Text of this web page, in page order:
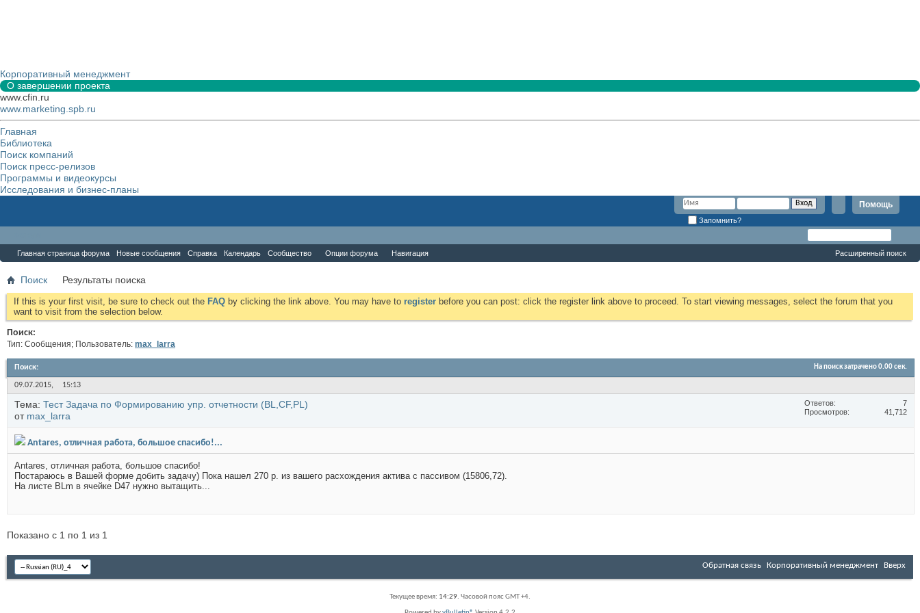
Корпоративный менеджмент
О завершении проекта
www.cfin.ru
www.marketing.spb.ru
Главная
Библиотека
Поиск компаний
Поиск пресс-релизов
Программы и видеокурсы
Исследования и бизнес-планы
Помощь
Запомнить?
Главная страница форума Новые сообщения Справка Календарь Сообщество Опции форума Навигация Расширенный поиск
Поиск Результаты поиска
If this is your first visit, be sure to check out the FAQ by clicking the link above. You may have to register before you can post: click the register link above to proceed. To start viewing messages, select the forum that you
want to visit from the selection below.
Поиск:
Тип: Сообщения; Пользователь: max_larra
Поиск: На поиск затрачено0.00сек.
09.07.2015, 15:13
Тема: Тест Задача по Формированию упр. отчетности (BL,CF,PL)
от max_larra
Ответов
7
Просмотров
41,712
Antares, отличная работа, большое спасибо!...
Antares, отличная работа, большое спасибо!
Постараюсь в Вашей форме добить задачу) Пока нашел 270 р. из вашего расхождения актива с пассивом (15806,72).
На листе BLm в ячейке D47 нужно вытащить...
Показано с 1 по 1 из 1
Обратная связь Корпоративный менеджмент Вверх
Текущее время: 14:29. Часовой пояс GMT +4.